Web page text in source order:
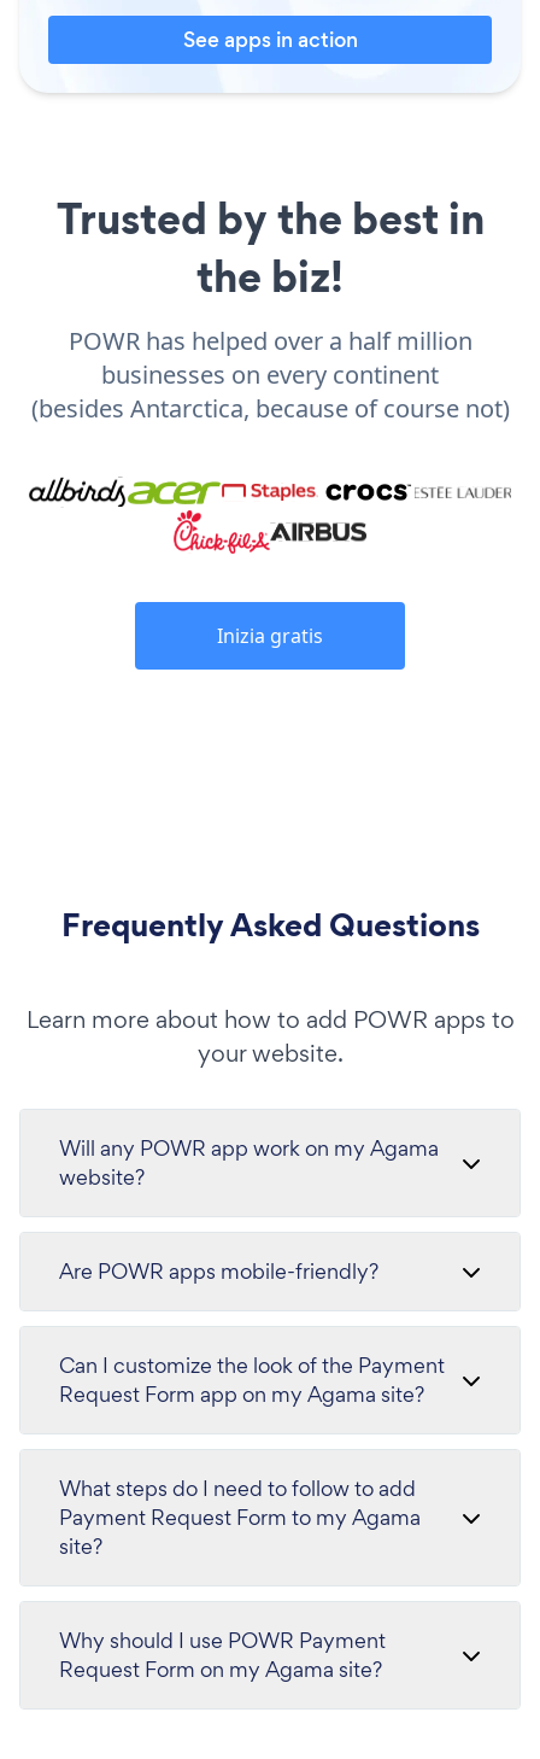
See apps in action
Trusted by the best in
the biz!
POWR has helped over a half million
businesses on every continent
(besides Antarctica, because of course not)
Inizia gratis
Frequently Asked Questions
Learn more about how to add POWR apps to
your website.
Will any POWR app work on my Agama
website?
Are POWR apps mobile-friendly?
Can I customize the look of the Payment
Request Form app on my Agama site?
What steps do I need to follow to add
Payment Request Form to my Agama
site?
Why should I use POWR Payment
Request Form on my Agama site?